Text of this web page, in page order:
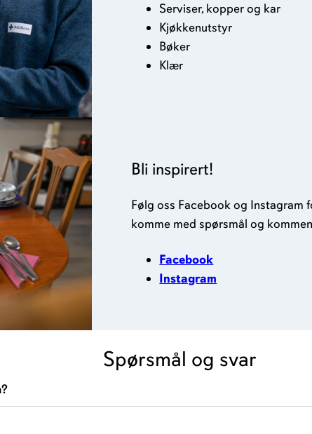
Serviser, kopper og kar
Kjøkkenutstyr
Bøker
Klær
Bli inspirert!
Følg oss Facebook og Instagram
komme med spørsmål og
Facebook
Instagram
Spørsmål og svar
i Sørlandsparken og på Mjåvann.